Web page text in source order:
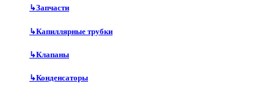
↳Запчасти
↳Капиллярные трубки
↳Клапаны
↳Конденсаторы